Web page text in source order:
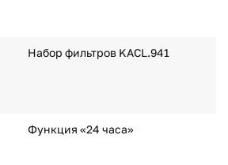
Набор фильтров KACL.941
Функция «24 часа»